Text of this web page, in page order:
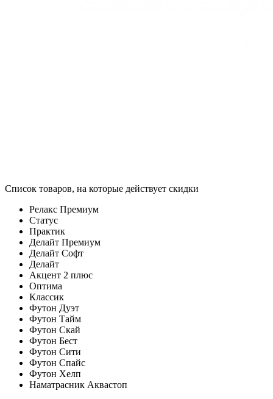
Список товаров, на которые действует скидки
Релакс Премиум
Статус
Практик
Делайт Премиум
Делайт Софт
Делайт
Акцент 2 плюс
Оптима
Классик
Футон Дуэт
Футон Тайм
Футон Скай
Футон Бест
Футон Сити
Футон Спайс
Футон Хелп
Наматрасник Аквастоп